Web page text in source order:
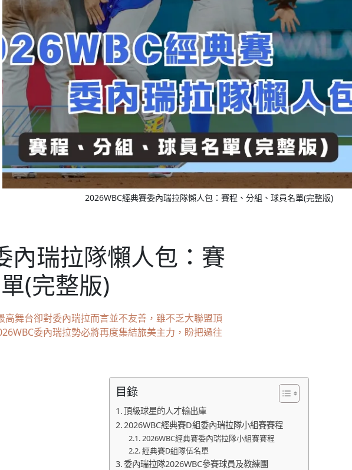
2026WBC經典賽委內瑞拉隊懶人包：賽程、分組、球員名單(完整版)
內瑞拉隊懶人包：賽
(完整版)
舞台卻對委內瑞拉而言並不友善，雖不乏大聯盟頂
委內瑞拉勢必將再度集結旅美主力，盼把過往
目錄
頂級球星的人才輸出庫
2026WBC經典賽D組委內瑞拉隊小組賽賽程
2026WBC經典賽委內瑞拉隊小組賽賽程
經典賽D組隊伍名單
委內瑞拉隊2026WBC參賽球員及教練團